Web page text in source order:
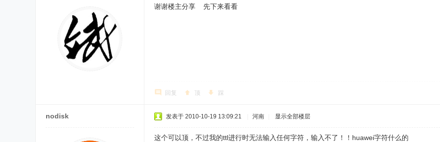
谢谢楼主分享 先下来看看
回复 顶 踩
nodisk 发表于 2010-10-19 13:09:21 河南 显示全部楼层
这个可以顶，不过我的ttl进行时无法输入任何字符，输入不了！！huawei字符什么的